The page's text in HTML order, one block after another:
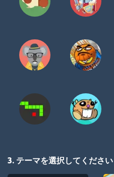
3. テーマを選択してください